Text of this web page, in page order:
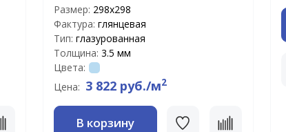
Размер: 298х298
Фактура: глянцевая
Тип: глазурованная
Толщина: 3.5 мм
Цвета:
Цена: 3 822 руб./м2
В корзину